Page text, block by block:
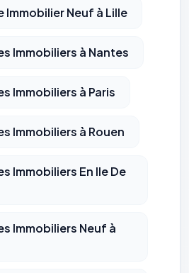
Immobilier Neuf à Lille
Immobiliers à Nantes
Immobiliers à Paris
Immobiliers à Rouen
Immobiliers En Ile De
Immobiliers Neuf à
dédié en pied de chaque courriel
— sans vous désinscrire des envois — ou